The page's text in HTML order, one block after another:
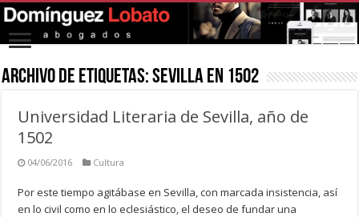
Archivo de Etiquetas:sevilla en 1502
Universidad Literaria de Sevilla, año de
1502
04/06/2016 Cultura
Por este tiempo agitábase en Sevilla, con marcada insistencia, así
en lo civil como en lo eclesiástico, el deseo de fundar una